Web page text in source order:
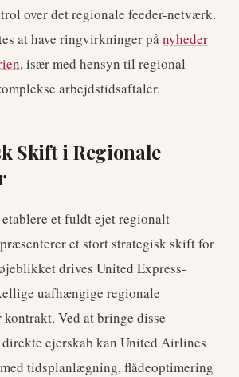
over det regionale feeder-netværk.
at have ringvirkninger pånyheder
, især med hensyn til regional
arbejdstidsaftaler.
Skift i Regionale
et fuldt ejet regionalt
et stort strategisk skift for
drives United Express-
uafhængige regionale
Ved at bringe disse
ejerskab kan United Airlines
tidsplanlægning, flådeoptimering